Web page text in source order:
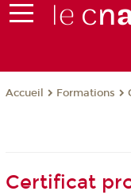
Accueil Formations
Certificat